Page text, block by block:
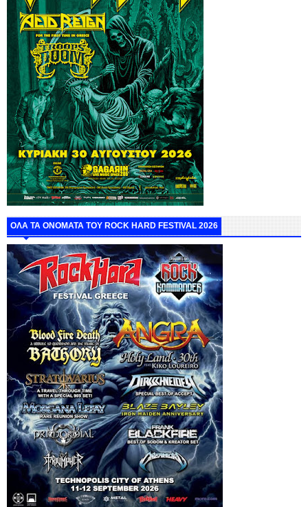
ΟΛΑ ΤΑ ΟΝΟΜΑΤΑ ΤΟΥ ROCK HARD FESTIVAL 2026